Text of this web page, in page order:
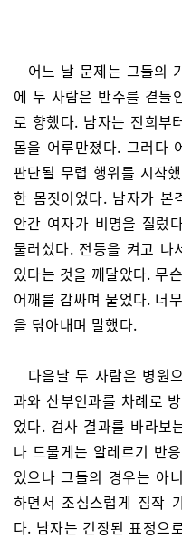
어느 날 문제는 그들의
에 두 사람은 반주를 곁들
로 향했다. 남자는 전희부
몸을 어루만졌다. 그러다
판단될 무렵 행위를 시작
한 몸짓이었다. 남자가 본
안간 여자가 비명을 질렀
물러섰다. 전등을 켜고 나
있다는 것을 깨달았다. 무
어깨를 감싸며 물었다. 너
을 닦아내며 말했다.
다음날 두 사람은 병원
과와 산부인과를 차례로
었다. 검사 결과를 바라보
나 드물게는 알레르기 반
있으나 그들의 경우는 아
하면서 조심스럽게 짐작
다. 남자는 긴장된 표정으